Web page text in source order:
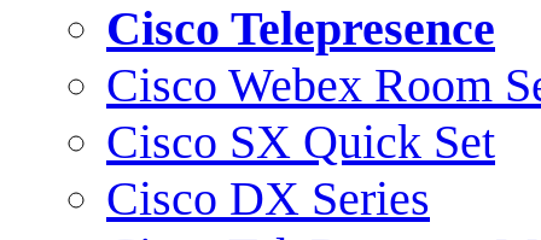
Cisco Telepresence
Cisco Webex Room
Cisco SX Quick Set
Cisco DX Series